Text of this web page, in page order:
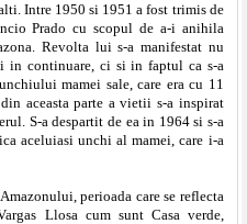
Intre 1950 si 1951 a fost trimis de
Prado cu scopul de a-i anihila
Revolta lui s-a manifestat nu
in continuare, ci si in faptul ca s-a
mamei sale, care era cu 11
aceasta parte a vietii s-a inspirat
S-a despartit de ea in 1964 si s-a
aceluiasi unchi al mamei, care i-a
perioada care se reflecta
Llosa cum sunt Casa verde,